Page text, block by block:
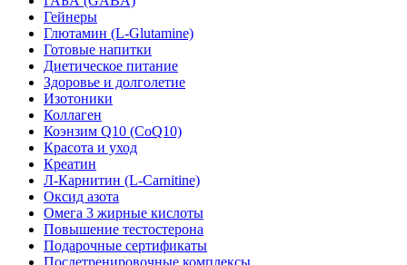
Гейнеры
Глютамин (L-Glutamine)
Готовые напитки
Диетическое питание
Здоровье и долголетие
Изотоники
Коллаген
Коэнзим Q10 (CoQ10)
Красота и уход
Креатин
Л-Карнитин (L-Сarnitine)
Оксид азота
Омега 3 жирные кислоты
Повышение тестостерона
Подарочные сертификаты
Послетренировочные комплексы